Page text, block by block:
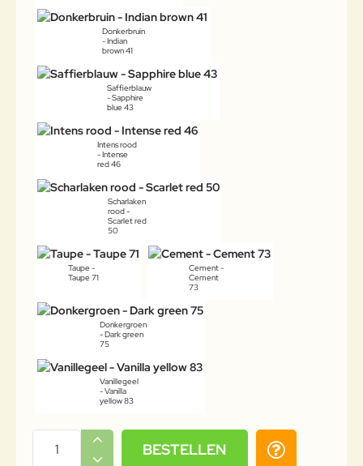
Donkerbruin
- Indian
brown 41
Saffierblauw
- Sapphire
blue 43
Intens rood
- Intense
red 46
Scharlaken
rood -
Scarlet red
50
Taupe -
Taupe 71
Cement -
Cement
73
Donkergroen
- Dark green
75
Vanillegeel
- Vanilla
yellow 83
BESTELLEN